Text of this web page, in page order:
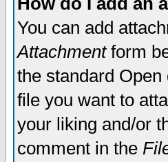
You can add
Attachmentform
the standard
file you want to
your liking and/or
comment in the